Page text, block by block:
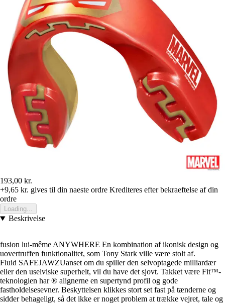
193,00 kr.
+9,65 kr. gives til din naeste ordre Krediteres efter bekraeftelse af din
ordre
Loading...
Beskrivelse
fusion lui-même ANYWHERE En kombination af ikonisk design og
uovertruffen funktionalitet, som Tony Stark ville være stolt af.
Fluid SAFEJAWZUanset om du spiller den selvoptagede milliardær
eller den uselviske superhelt, vil du have det sjovt. Takket være Fit™-
teknologien har ® alignerne en supertynd profil og gode
fastholdelsesevner. Beskyttelsen klikkes stort set fast på tænderne og
sidder behageligt, så det ikke er noget problem at trække vejret, tale og